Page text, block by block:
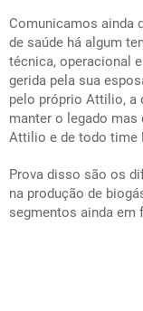
Comunicamos ainda
de saúde há algum
técnica, operacional
gerida pela sua
pelo próprio Attilio, a
manter o legado mas
Attilio e de todo time
Prova disso são os
na produção de
segmentos ainda em